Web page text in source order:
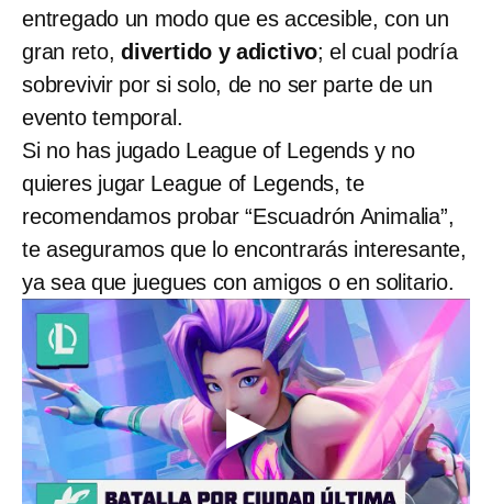
entregado un modo que es accesible, con un
gran reto,divertido y adictivo; el cual podría
sobrevivir por si solo, de no ser parte de un
evento temporal.
Si no has jugado League of Legends y no
quieres jugar League of Legends, te
recomendamos probar “Escuadrón Animalia”,
te aseguramos que lo encontrarás interesante,
ya sea que juegues con amigos o en solitario.